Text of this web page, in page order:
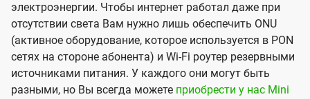
электроэнергии. Чтобы интернет работал даже при
отсутствии света Вам нужно лишь обеспечить ONU
(активное оборудование, которое используется в PON
сетях на стороне абонента) и Wi-Fi роутер резервными
источниками питания. У каждого они могут быть
разными, но Вы всегда можете приобрести у нас Mini